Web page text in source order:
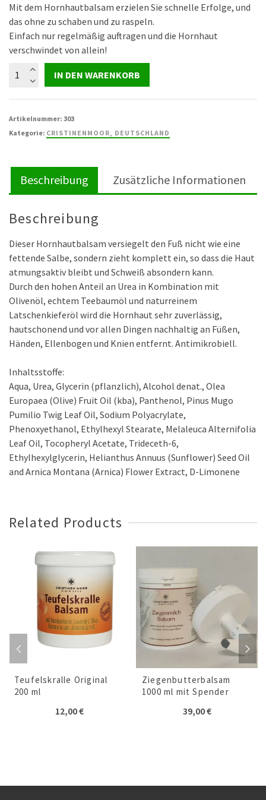
Mit dem Hornhautbalsam erzielen Sie schnelle Erfolge, und
das ohne zu schaben und zu raspeln.
Einfach nur regelmäßig auftragen und die Hornhaut
verschwindet von allein!
HornEx!
Hornhaut
Menge
IN DEN WARENKORB
Artikelnummer: 303
Kategorie: CRISTINENMOOR, DEUTSCHLAND
Beschreibung Zusätzliche Informationen
Beschreibung
Dieser Hornhautbalsam versiegelt den Fuß nicht wie eine
fettende Salbe, sondern zieht komplett ein, so dass die Haut
atmungsaktiv bleibt und Schweiß absondern kann.
Durch den hohen Anteil an Urea in Kombination mit
Olivenöl, echtem Teebaumöl und naturreinem
Latschenkieferöl wird die Hornhaut sehr zuverlässig,
hautschonend und vor allen Dingen nachhaltig an Füßen,
Händen, Ellenbogen und Knien entfernt. Antimikrobiell.
Inhaltsstoffe:
Aqua, Urea, Glycerin (pflanzlich), Alcohol denat., Olea
Europaea (Olive) Fruit Oil (kba), Panthenol, Pinus Mugo
Pumilio Twig Leaf Oil, Sodium Polyacrylate,
Phenoxyethanol, Ethylhexyl Stearate, Melaleuca Alternifolia
Leaf Oil, Tocopheryl Acetate, Trideceth-6,
Ethylhexylglycerin, Helianthus Annuus (Sunflower) Seed Oil
and Arnica Montana (Arnica) Flower Extract, D-Limonene
Related Products
Teufelskralle Original
200 ml
12,00€
Ziegenbutterbalsam
1000 ml mit Spender
39,00€